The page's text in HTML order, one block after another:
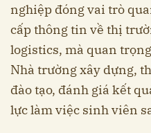
nghiệp đóng vai trò
cấp thông tin về thị
logistics, mà quan
Nhà trường xây dựng,
đào tạo, đánh giá kết
lực làm việc sinh viên